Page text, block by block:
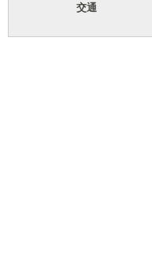
交通